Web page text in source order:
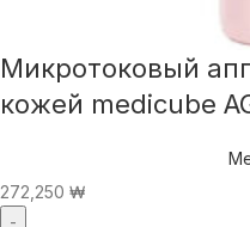
Микротоковый
кожей medicube
272,250 ₩